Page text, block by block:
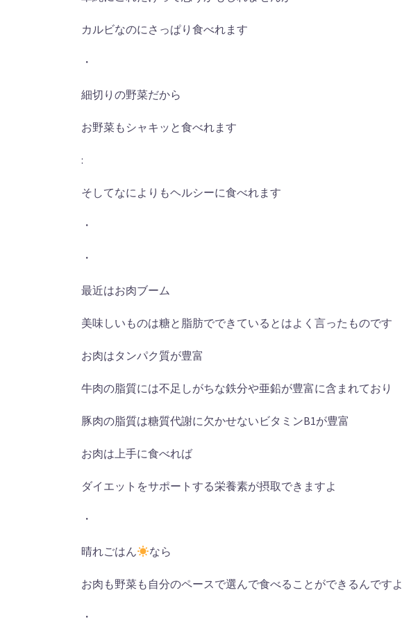
カルビなのにさっぱり食べれます
・
細切りの野菜だから
お野菜もシャキッと食べれます
:
そしてなによりもヘルシーに食べれます
・
・
最近はお肉ブーム
美味しいものは糖と脂肪でできているとはよく言ったものです
お肉はタンパク質が豊富
牛肉の脂質には不足しがちな鉄分や亜鉛が豊富に含まれており
豚肉の脂質は糖質代謝に欠かせないビタミンB1が豊富
お肉は上手に食べれば
ダイエットをサポートする栄養素が摂取できますよ
・
晴れごはん なら
お肉も野菜も自分のペースで選んで食べることができるんですよ
・